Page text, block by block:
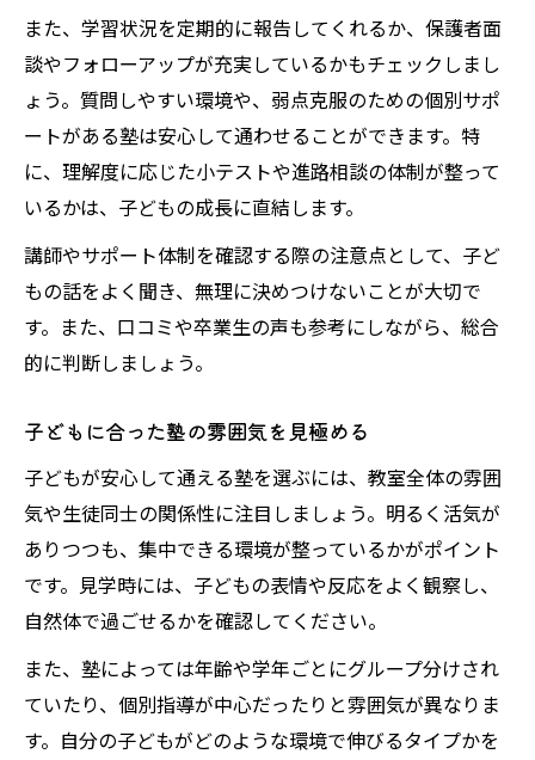
また、学習状況を定期的に報告してくれるか、保護者面
談やフォローアップが充実しているかもチェックしまし
ょう。質問しやすい環境や、弱点克服のための個別サポ
ートがある塾は安心して通わせることができます。特
に、理解度に応じた小テストや進路相談の体制が整って
いるかは、子どもの成長に直結します。
講師やサポート体制を確認する際の注意点として、子ど
もの話をよく聞き、無理に決めつけないことが大切で
す。また、口コミや卒業生の声も参考にしながら、総合
的に判断しましょう。
子どもに合った塾の雰囲気を見極める
子どもが安心して通える塾を選ぶには、教室全体の雰囲
気や生徒同士の関係性に注目しましょう。明るく活気が
ありつつも、集中できる環境が整っているかがポイント
です。見学時には、子どもの表情や反応をよく観察し、
自然体で過ごせるかを確認してください。
また、塾によっては年齢や学年ごとにグループ分けされ
ていたり、個別指導が中心だったりと雰囲気が異なりま
す。自分の子どもがどのような環境で伸びるタイプかを